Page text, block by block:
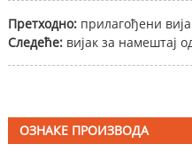
Претходно: прилагођени
Следеће: вијак за намештај
ОЗНАКЕ ПРОИЗВОДА